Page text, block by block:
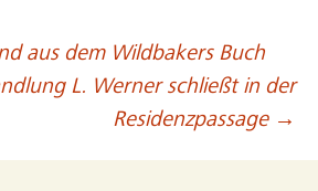
aus dem Wildbakers Buch
L. Werner schließt in der
Residenzpassage →